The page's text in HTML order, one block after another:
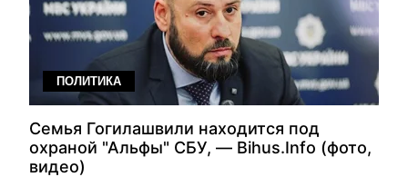
ПОЛИТИКА
Семья Гогилашвили находится под
охраной "Альфы" СБУ, — Bihus.Info (фото,
видео)